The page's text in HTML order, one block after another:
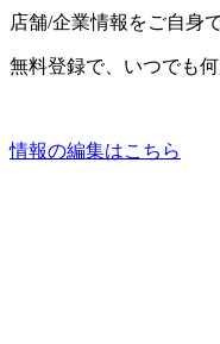
店舗/企業情報をご自身
無料登録で、いつでも
情報の編集はこちら